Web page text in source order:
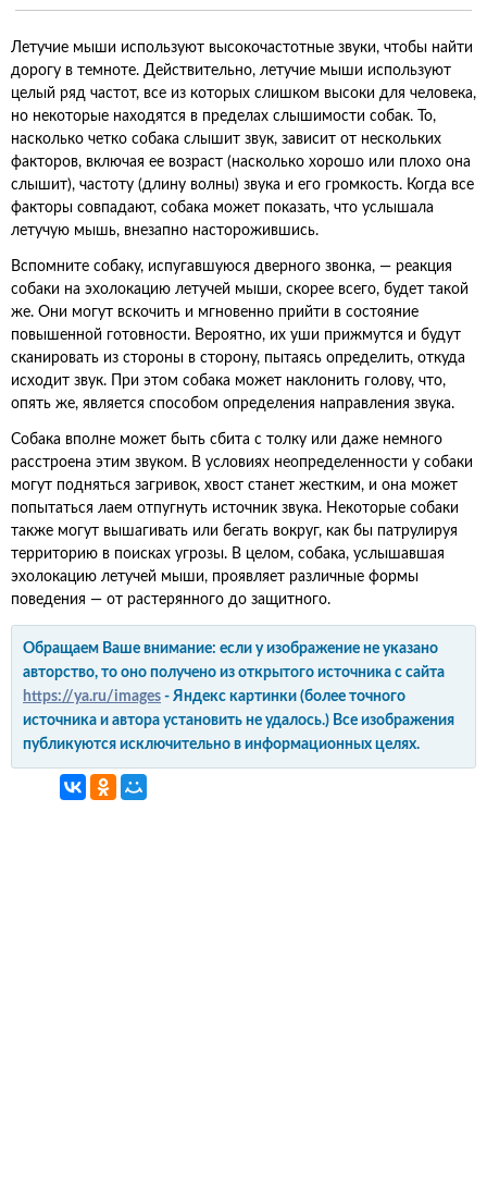
Летучие мыши используют высокочастотные звуки, чтобы найти
дорогу в темноте. Действительно, летучие мыши используют
целый ряд частот, все из которых слишком высоки для человека,
но некоторые находятся в пределах слышимости собак. То,
насколько четко собака слышит звук, зависит от нескольких
факторов, включая ее возраст (насколько хорошо или плохо она
слышит), частоту (длину волны) звука и его громкость. Когда все
факторы совпадают, собака может показать, что услышала
летучую мышь, внезапно насторожившись.
Вспомните собаку, испугавшуюся дверного звонка, — реакция
собаки на эхолокацию летучей мыши, скорее всего, будет такой
же. Они могут вскочить и мгновенно прийти в состояние
повышенной готовности. Вероятно, их уши прижмутся и будут
сканировать из стороны в сторону, пытаясь определить, откуда
исходит звук. При этом собака может наклонить голову, что,
опять же, является способом определения направления звука.
Собака вполне может быть сбита с толку или даже немного
расстроена этим звуком. В условиях неопределенности у собаки
могут подняться загривок, хвост станет жестким, и она может
попытаться лаем отпугнуть источник звука. Некоторые собаки
также могут вышагивать или бегать вокруг, как бы патрулируя
территорию в поисках угрозы. В целом, собака, услышавшая
эхолокацию летучей мыши, проявляет различные формы
поведения — от растерянного до защитного.
Обращаем Ваше внимание: если у изображение не указано
авторство, то оно получено из открытого источника с сайта
https://ya.ru/images - Яндекс картинки (более точного
источника и автора установить не удалось.) Все изображения
публикуются исключительно в информационных целях.